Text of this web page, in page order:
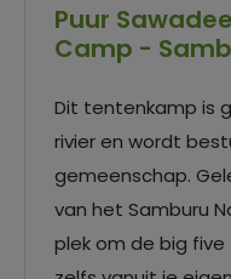
Puur
Camp -
Dit tentenkamp is
rivier en wordt
gemeenschap.
van het Samburu
plek om de big